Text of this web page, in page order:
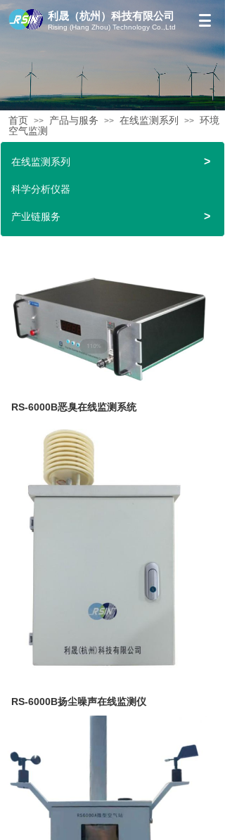
利晟（杭州）科技有限公司
Rising (Hang Zhou) Technology Co.,Ltd
首页 >> 产品与服务 >> 在线监测系列 >> 环境
空气监测
在线监测系列 >
科学分析仪器
产业链服务 >
RS-6000B恶臭在线监测系统
RS-6000B扬尘噪声在线监测仪